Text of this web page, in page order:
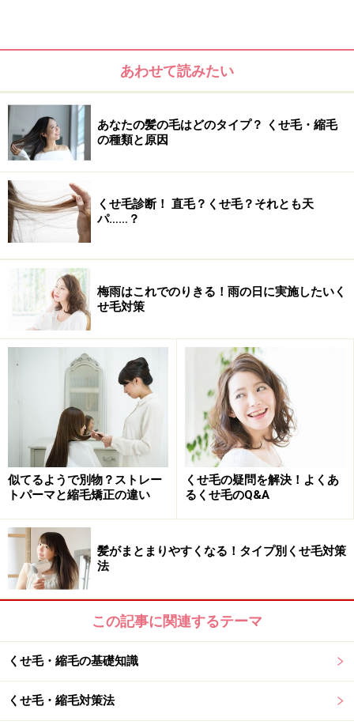
毛の人でもくせ毛に見えることもあります。
Q3：くせ毛の人におすすめのヘアスタイル
を教えてください！
重さを出すことでくせ毛をカバー
基本的には表面を軽くせずに、全体的に重めのスタイル
にすることがおすすめです。髪の毛に重みがあった方
が、うねりや広がりが落ち着いてくれるからです。ショ
ートヘアよりはロングヘアの方が、重さが出るのでベタ
ーです。前髪も長めにして重みを出す方が良いのです
が、短くしたいときには、後ろの髪の毛を前に持ってき
あわせて読みたい
あなたの髪の毛はどのタイプ？ くせ毛・縮毛
の種類と原因
くせ毛診断！ 直毛？くせ毛？それとも天
パ……？
梅雨はこれでのりきる！雨の日に実施したいく
せ毛対策
似てるようで別物？ストレー
トパーマと縮毛矯正の違い
くせ毛の疑問を解決！よくあ
るくせ毛のQ&A
髪がまとまりやすくなる！タイプ別くせ毛対策
法
この記事に関連するテーマ
くせ毛・縮毛の基礎知識
くせ毛・縮毛対策法